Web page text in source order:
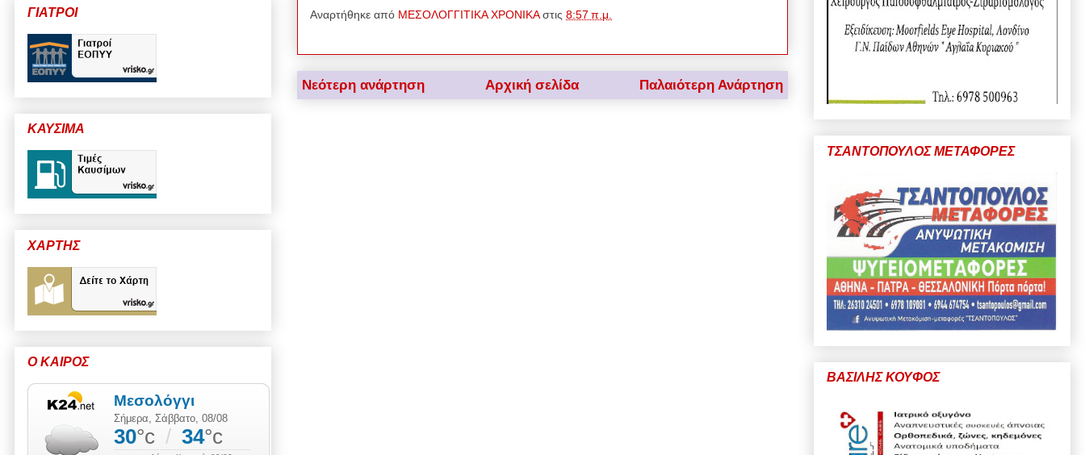
Αναρτήθηκε από ΜΕΣΟΛΟΓΓΙΤΙΚΑ ΧΡΟΝΙΚΑ στις 8:57 π.μ.
Νεότερη ανάρτηση Παλαιότερη Ανάρτηση
Αρχική σελίδα
ΓΙΑΤΡΟΙ
ΚΑΥΣΙΜΑ
ΧΑΡΤΗΣ
Ο ΚΑΙΡΟΣ
ΤΣΑΝΤΟΠΟΥΛΟΣ ΜΕΤΑΦΟΡΕΣ
ΒΑΣΙΛΗΣ ΚΟΥΦΟΣ